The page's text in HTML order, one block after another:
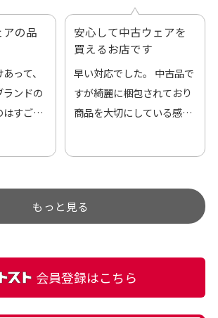
アの品
って、
ランドの
はすご
安心して中古ウェアを
買えるお店です
早い対応でした。 中古品で
すが綺麗に梱包されており
商品を大切にしている感が
うぐらい目立つことなく綺
麗な商品でお安く購入でき
もっと見る
会員登録はこちら